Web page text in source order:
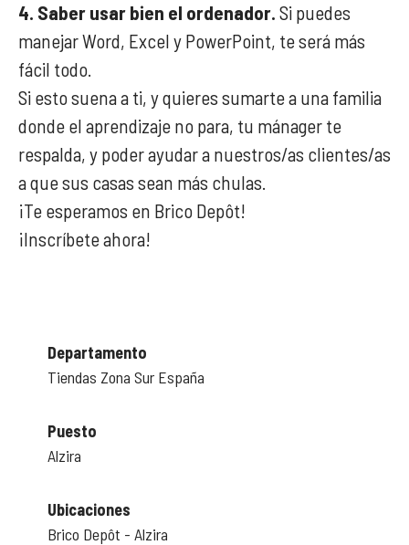
4. Saber usar bien el ordenador. Si puedes
manejar Word, Excel y PowerPoint, te será más
fácil todo.
Si esto suena a ti, y quieres sumarte a una familia
donde el aprendizaje no para, tu mánager te
respalda, y poder ayudar a nuestros/as clientes/as
a que sus casas sean más chulas.
¡Te esperamos en Brico Depôt!
¡Inscríbete ahora!
Departamento
Tiendas Zona Sur España
Puesto
Alzira
Ubicaciones
Brico Depôt - Alzira